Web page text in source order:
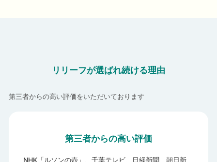
リリーフが選ばれ続ける理由
第三者からの高い評価をいただいております
第三者からの高い評価
NHK「ルソンの壺」、千葉テレビ、日経新聞、朝日新